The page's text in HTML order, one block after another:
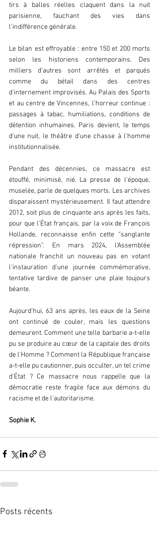
tirs à balles réelles claquent dans la nuit
parisienne, fauchant des vies dans
l'indifférence générale.
Le bilan est effroyable : entre 150 et 200 morts
selon les historiens contemporains. Des
milliers d'autres sont arrêtés et parqués
comme du bétail dans des centres
d'internement improvisés. Au Palais des Sports
et au centre de Vincennes, l'horreur continue :
passages à tabac, humiliations, conditions de
détention inhumaines. Paris devient, le temps
d'une nuit, le théâtre d'une chasse à l'homme
institutionnalisée.
Pendant des décennies, ce massacre est
étouffé, minimisé, nié. La presse de l'époque,
muselée, parle de quelques morts. Les archives
disparaissent mystérieusement. Il faut attendre
2012, soit plus de cinquante ans après les faits,
pour que l'État français, par la voix de François
Hollande, reconnaisse enfin cette “sanglante
répression”. En mars 2024, l'Assemblée
nationale franchit un nouveau pas en votant
l'instauration d'une journée commémorative,
tentative tardive de panser une plaie toujours
béante.
Aujourd'hui, 63 ans après, les eaux de la Seine
ont continué de couler, mais les questions
demeurent. Comment une telle barbarie a-t-elle
pu se produire au cœur de la capitale des droits
de l'Homme ? Comment la République française
a-t-elle pu cautionner, puis occulter, un tel crime
d'État ? Ce massacre nous rappelle que la
démocratie reste fragile face aux démons du
racisme et de l'autoritarisme.
Sophie K.
Posts récents